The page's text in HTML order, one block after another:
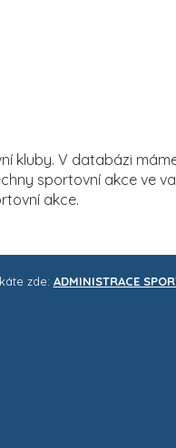
kluby. V databázi
sportovní akce ve
akce.
zde: ADMINISTRACE